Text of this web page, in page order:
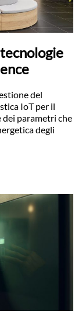
del
IoT per il
dei parametri che
degli